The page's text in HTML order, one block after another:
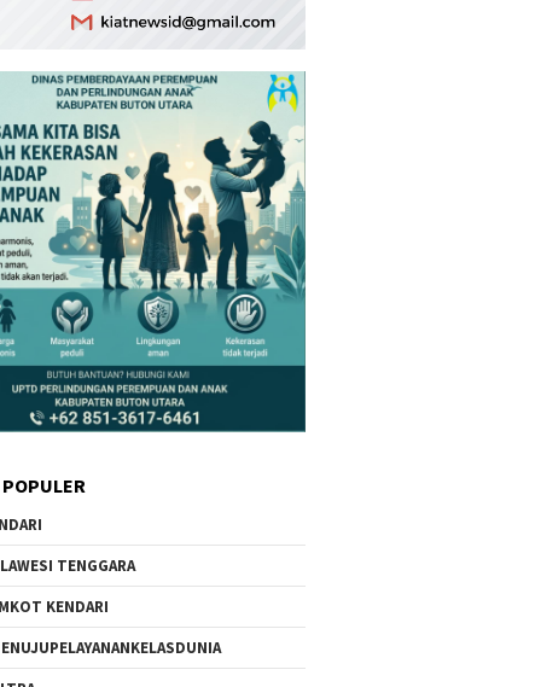
TENGGARA
KENDARI